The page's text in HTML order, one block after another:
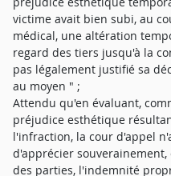
victime avait bien subi, au
médical, une altération
regard des tiers jusqu'à la
pas légalement justifié sa
au moyen " ;
Attendu qu'en évaluant,
préjudice esthétique
l'infraction, la cour d'appel
d'apprécier
des parties, l'indemnité